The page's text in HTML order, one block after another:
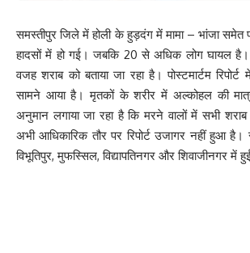
समस्तीपुर जिले में होली के हुड़दंग में मामा – भांजा समेत
हादसों में हो गई। जबकि 20 से अधिक लोग घायल
वजह शराब को बताया जा रहा है। पोस्टमार्टम
सामने आया है। मृतकों के शरीर में अल्कोहल की
अनुमान लगाया जा रहा है कि मरने वालों में सभी
अभी आधिकारिक तौर पर रिपोर्ट उजागर नहीं हुआ
विभूतिपुर, मुफस्सिल, विद्यापतिनगर और शिवाजीनगर में